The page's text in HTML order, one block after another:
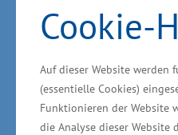
Cookie-
Auf dieser Website werden
(essentielle Cookies)
Funktionieren der Website
die Analyse dieser Website
Materialeigenschaften
Das Projekt mit dem
kombiniert den